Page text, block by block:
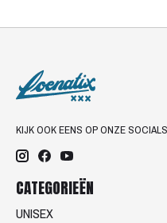
KIJK OOK EENS OP ONZE
CATEGORIEËN
UNISEX